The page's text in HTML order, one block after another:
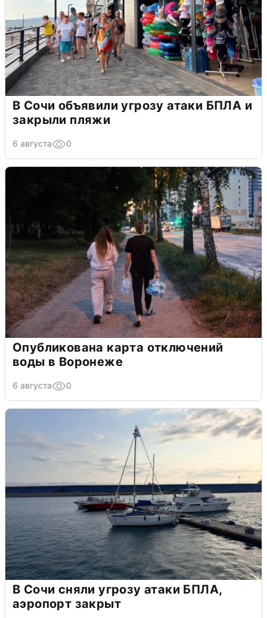
В Сочи объявили угрозу атаки БПЛА и
закрыли пляжи
6 августа 0
Опубликована карта отключений
воды в Воронеже
6 августа 0
В Сочи сняли угрозу атаки БПЛА,
аэропорт закрыт